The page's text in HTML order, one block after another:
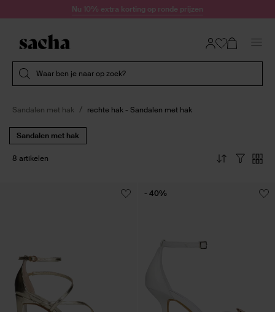
Doorgaan naar artikelNu 10% extra korting op ronde prijzen
Waar ben je naar op zoek?
Sandalen met hak rechte hak - Sandalen met hak
Sandalen met hak
8 artikelen
- 40%